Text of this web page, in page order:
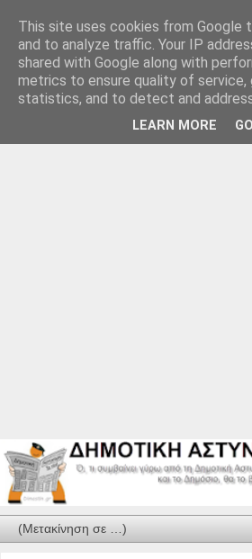
This site uses cookies from Google
and to analyze traffic. Your IP
shared with Google along with
metrics to ensure quality of service,
statistics, and to detect and
LEARN MORE